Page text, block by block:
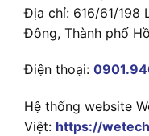
Địa chỉ: 616/61/198
Đông, Thành phố
Điện thoại:
Hệ thống website
Việt: https://